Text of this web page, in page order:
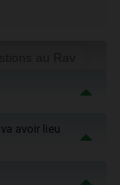
avoir lieu